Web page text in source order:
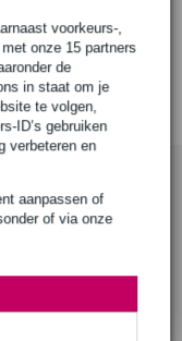
voorkeurs-,
onze 15 partners
de
in staat om je
te volgen,
ID’s gebruiken
verbeteren en
aanpassen of
of via onze